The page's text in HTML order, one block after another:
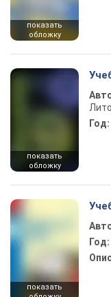
показать
обложку
показать
обложку
Год:
показать
Год: